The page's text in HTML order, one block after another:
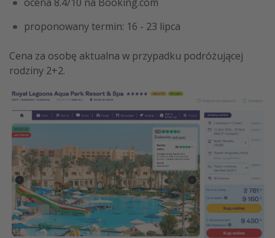
proponowany termin: 16 - 23 lipca
Cena za osobę aktualna w przypadku podróżującej
rodziny 2+2.